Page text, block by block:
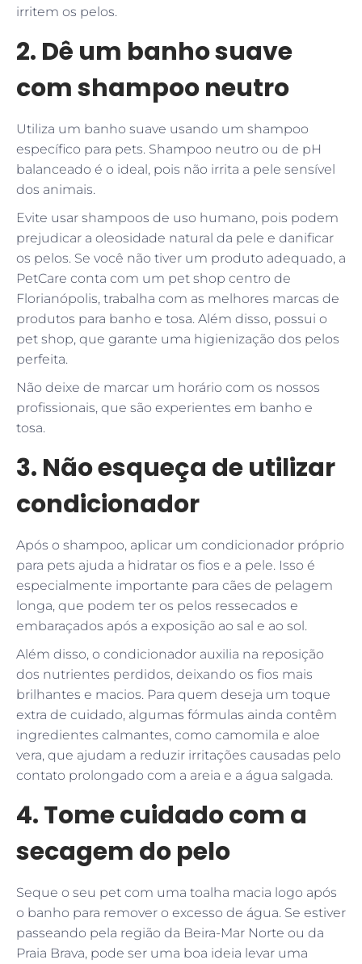
irritem os pelos.
2. Dê um banho suave
com shampoo neutro
Utiliza um banho suave usando um shampoo
específico para pets. Shampoo neutro ou de pH
balanceado é o ideal, pois não irrita a pele sensível
dos animais.
Evite usar shampoos de uso humano, pois podem
prejudicar a oleosidade natural da pele e danificar
os pelos. Se você não tiver um produto adequado, a
PetCare conta com um pet shop centro de
Florianópolis, trabalha com as melhores marcas de
produtos para banho e tosa. Além disso, possui o
pet shop, que garante uma higienização dos pelos
perfeita.
Não deixe de marcar um horário com os nossos
profissionais, que são experientes em banho e
tosa.
3. Não esqueça de utilizar
condicionador
Após o shampoo, aplicar um condicionador próprio
para pets ajuda a hidratar os fios e a pele. Isso é
especialmente importante para cães de pelagem
longa, que podem ter os pelos ressecados e
embaraçados após a exposição ao sal e ao sol.
Além disso, o condicionador auxilia na reposição
dos nutrientes perdidos, deixando os fios mais
brilhantes e macios. Para quem deseja um toque
extra de cuidado, algumas fórmulas ainda contêm
ingredientes calmantes, como camomila e aloe
vera, que ajudam a reduzir irritações causadas pelo
contato prolongado com a areia e a água salgada.
4. Tome cuidado com a
secagem do pelo
Seque o seu pet com uma toalha macia logo após
o banho para remover o excesso de água. Se estiver
passeando pela região da Beira-Mar Norte ou da
Praia Brava, pode ser uma boa ideia levar uma